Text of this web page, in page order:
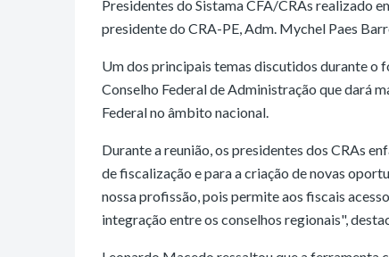
Presidentes do Sistama CFA/CRAs realizado
presidente do CRA-PE, Adm. Mychel Paes
Um dos principais temas discutidos durante o
Conselho Federal de Administração que dará
Federal no âmbito nacional.
Durante a reunião, os presidentes dos CRAs
de fiscalização e para a criação de novas
nossa profissão, pois permite aos fiscais
integração entre os conselhos regionais",